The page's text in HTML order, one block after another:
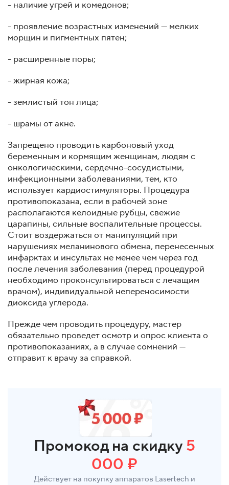
- наличие угрей и комедонов;
- проявление возрастных изменений — мелких
морщин и пигментных пятен;
- расширенные поры;
- жирная кожа;
- землистый тон лица;
- шрамы от акне.
Запрещено проводить карбоновый уход
беременным и кормящим женщинам, людям с
онкологическими, сердечно-сосудистыми,
инфекционными заболеваниями, тем, кто
использует кардиостимуляторы. Процедура
противопоказана, если в рабочей зоне
располагаются келоидные рубцы, свежие
царапины, сильные воспалительные процессы.
Стоит воздержаться от манипуляций при
нарушениях меланинового обмена, перенесенных
инфарктах и инсультах не менее чем через год
после лечения заболевания (перед процедурой
необходимо проконсультироваться с лечащим
врачом), индивидуальной непереносимости
диоксида углерода.
Прежде чем проводить процедуру, мастер
обязательно проведет осмотр и опрос клиента о
противопоказаниях, а в случае сомнений —
отправит к врачу за справкой.
Промокод на скидку 5
000 ₽
Действует на покупку аппаратов Lasertech и